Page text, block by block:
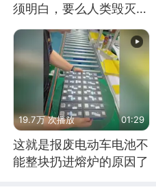
须明白，要么人类毁灭，
19.7万 次播放 01:29
这就是报废电动车电池不
能整块扔进熔炉的原因了